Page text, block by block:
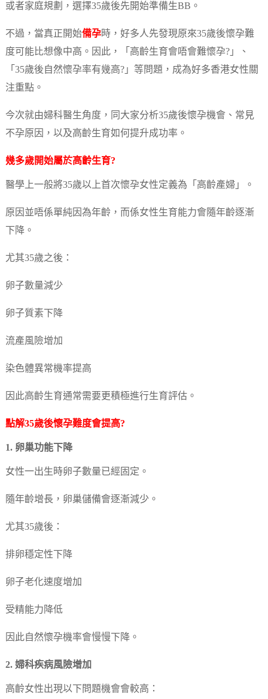
或者家庭規劃，選擇35歲後先開始準備生BB。
不過，當真正開始備孕時，好多人先發現原來35歲後懷孕難
度可能比想像中高。因此，「高齡生育會唔會難懷孕?」、
「35歲後自然懷孕率有幾高?」等問題，成為好多香港女性關
注重點。
今次就由婦科醫生角度，同大家分析35歲後懷孕機會、常見
不孕原因，以及高齡生育如何提升成功率。
幾多歲開始屬於高齡生育?
醫學上一般將35歲以上首次懷孕女性定義為「高齡產婦」。
原因並唔係單純因為年齡，而係女性生育能力會隨年齡逐漸
下降。
尤其35歲之後：
卵子數量減少
卵子質素下降
流產風險增加
染色體異常機率提高
因此高齡生育通常需要更積極進行生育評估。
點解35歲後懷孕難度會提高?
1. 卵巢功能下降
女性一出生時卵子數量已經固定。
隨年齡增長，卵巢儲備會逐漸減少。
尤其35歲後：
排卵穩定性下降
卵子老化速度增加
受精能力降低
因此自然懷孕機率會慢慢下降。
2. 婦科疾病風險增加
高齡女性出現以下問題機會會較高：